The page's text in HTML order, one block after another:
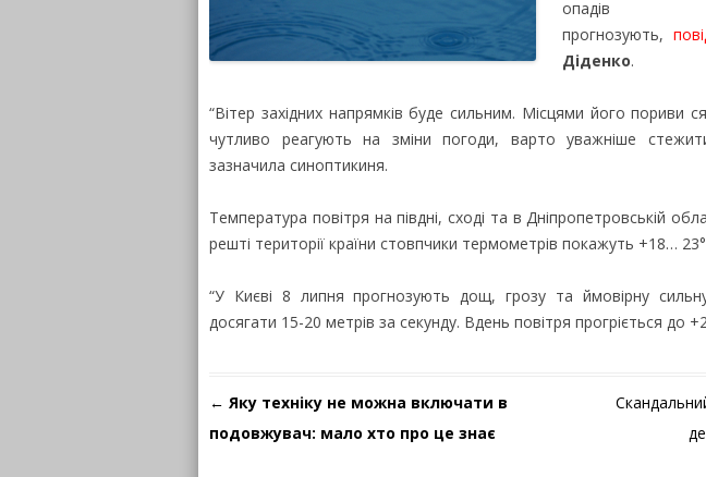
прогнозують,
Діденко.
“Вітер західних напрямків буде сильним. Місцями його пориви
чутливо реагують на зміни погоди, варто уважніше
зазначила синоптикиня.
Температура повітря на півдні, сході та в Дніпропетровській
решті території країни стовпчики термометрів покажуть +18…
“У Києві 8 липня прогнозують дощ, грозу та ймовірну
досягати 15-20 метрів за секунду. Вдень повітря прогріється до
Навігація по запису
← Яку техніку не можна включати в
подовжувач: мало хто про це знає